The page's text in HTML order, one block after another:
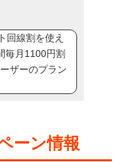
回線割を使え
毎月1100円割
ザーのプラン
ーン情報